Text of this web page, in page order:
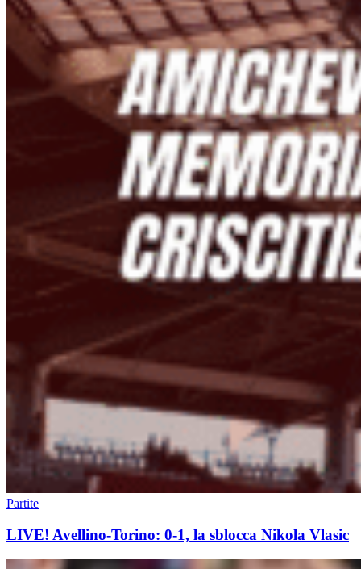
Partite
LIVE! Avellino-Torino: 0-1, la sblocca Nikola Vlasic